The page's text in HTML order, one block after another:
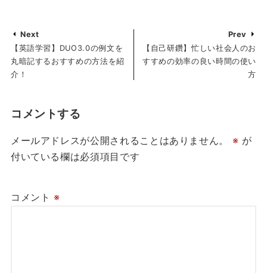
Next
【英語学習】DUO3.0の例文を
丸暗記するおすすめの方法を紹
介！
Prev
【自己研鑽】忙しい社会人のお
すすめの効率の良い時間の使い
方
コメントする
メールアドレスが公開されることはありません。 ※ が
付いている欄は必須項目です
コメント ※